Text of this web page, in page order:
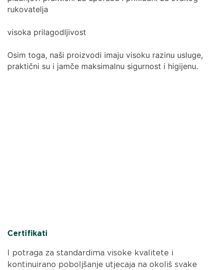
rukovatelja
visoka prilagodljivost
Osim toga, naši proizvodi imaju visoku razinu usluge,
praktični su i jamče maksimalnu sigurnost i higijenu.
Certifikati
I potraga za standardima visoke kvalitete i
kontinuirano poboljšanje utjecaja na okoliš svake